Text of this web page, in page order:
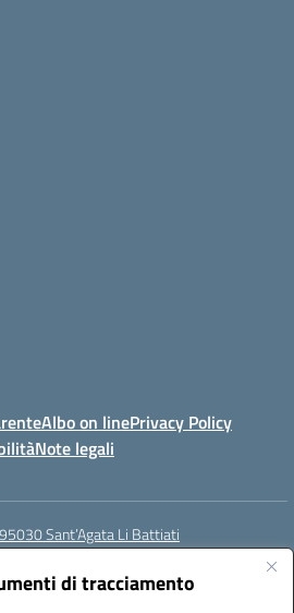
di tracciamento
Albo on linePrivacy Policy
Note legali
Sant’Agata Li Battiati
ctic8bl002@istruzione.it
ctic8bl002@pec.istruzione.it